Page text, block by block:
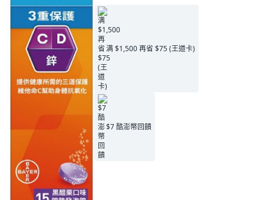
满 $1,500 再省 $75 (王道卡)
$7 酷澎幣回饋